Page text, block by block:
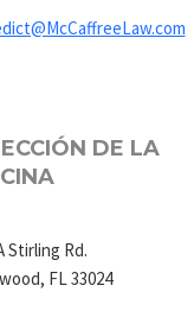
DE LA
Stirling Rd.
FL 33024